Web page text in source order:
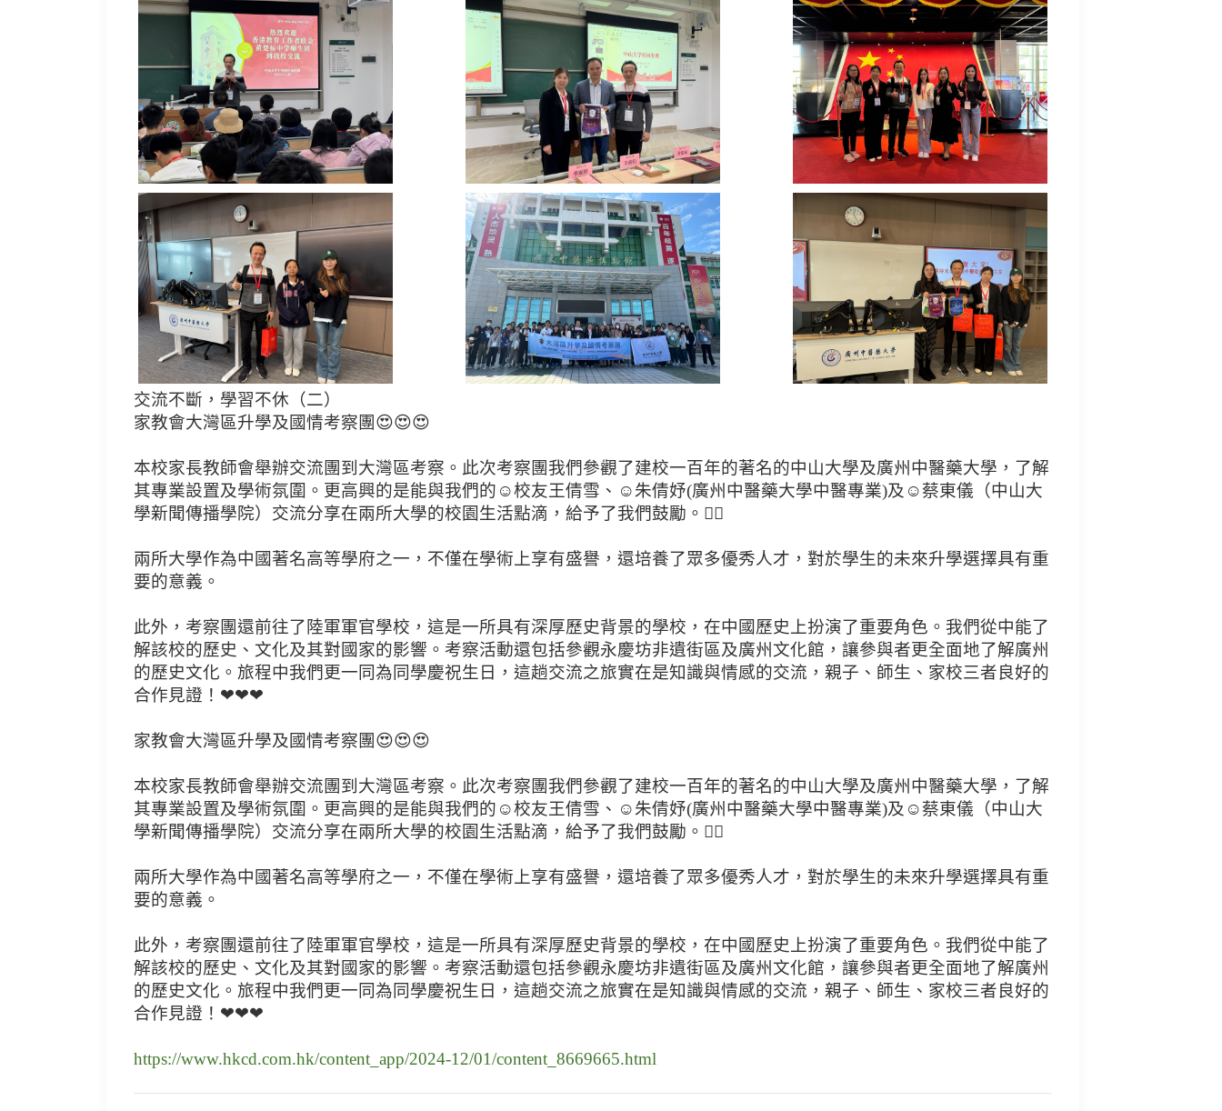
交流不斷，學習不休（二）
家教會大灣區升學及國情考察團😍😍😍
本校家長教師會舉辦交流團到大灣區考察。此次考察團我們參觀了建校一百年的著名的中山大學及廣州中醫藥大學，了解
其專業設置及學術氛圍。更高興的是能與我們的☺校友王倩雪、☺朱倩妤(廣州中醫藥大學中醫專業)及☺蔡東儀（中山大
學新聞傳播學院）交流分享在兩所大學的校園生活點滴，給予了我們鼓勵。👍🏻
兩所大學作為中國著名高等學府之一，不僅在學術上享有盛譽，還培養了眾多優秀人才，對於學生的未來升學選擇具有重
要的意義。
此外，考察團還前往了陸軍軍官學校，這是一所具有深厚歷史背景的學校，在中國歷史上扮演了重要角色。我們從中能了
解該校的歷史、文化及其對國家的影響。考察活動還包括參觀永慶坊非遺街區及廣州文化館，讓參與者更全面地了解廣州
的歷史文化。旅程中我們更一同為同學慶祝生日，這趟交流之旅實在是知識與情感的交流，親子、師生、家校三者良好的
合作見證！❤❤❤
家教會大灣區升學及國情考察團😍😍😍
本校家長教師會舉辦交流團到大灣區考察。此次考察團我們參觀了建校一百年的著名的中山大學及廣州中醫藥大學，了解
其專業設置及學術氛圍。更高興的是能與我們的☺校友王倩雪、☺朱倩妤(廣州中醫藥大學中醫專業)及☺蔡東儀（中山大
學新聞傳播學院）交流分享在兩所大學的校園生活點滴，給予了我們鼓勵。👍🏻
兩所大學作為中國著名高等學府之一，不僅在學術上享有盛譽，還培養了眾多優秀人才，對於學生的未來升學選擇具有重
要的意義。
此外，考察團還前往了陸軍軍官學校，這是一所具有深厚歷史背景的學校，在中國歷史上扮演了重要角色。我們從中能了
解該校的歷史、文化及其對國家的影響。考察活動還包括參觀永慶坊非遺街區及廣州文化館，讓參與者更全面地了解廣州
的歷史文化。旅程中我們更一同為同學慶祝生日，這趟交流之旅實在是知識與情感的交流，親子、師生、家校三者良好的
合作見證！❤❤❤
https://www.hkcd.com.hk/content_app/2024-12/01/content_8669665.html